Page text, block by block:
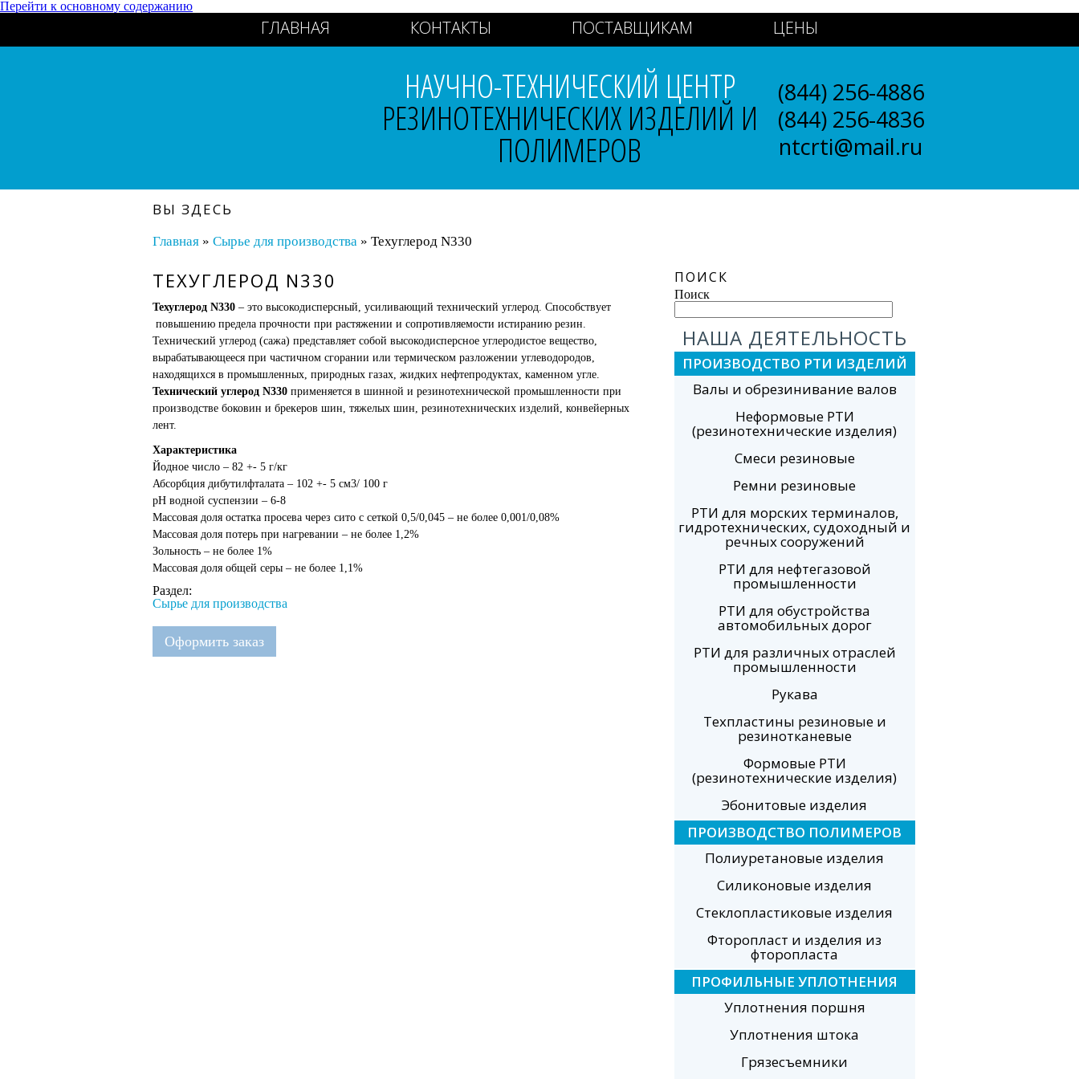
Перейти к основному содержанию
ГЛАВНАЯ КОНТАКТЫ ПОСТАВЩИКАМ ЦЕНЫ
НАУЧНО-ТЕХНИЧЕСКИЙ ЦЕНТР
РЕЗИНОТЕХНИЧЕСКИХ ИЗДЕЛИЙ И
ПОЛИМЕРОВ
(844) 256-4886
(844) 256-4836
ntcrti@mail.ru
ВЫ ЗДЕСЬ
Главная» Сырье для производства» Техуглерод N330
ТЕХУГЛЕРОД N330
Техуглерод N330– это высокодисперсный, усиливающий технический углерод. Способствует
повышению предела прочности при растяжении и сопротивляемости истиранию резин.
Технический углерод (сажа) представляет собой высокодисперсное углеродистое вещество,
вырабатывающееся при частичном сгорании или термическом разложении углеводородов,
находящихся в промышленных, природных газах, жидких нефтепродуктах, каменном угле.
Технический углерод N330применяется в шинной и резинотехнической промышленности при
производстве боковин и брекеров шин, тяжелых шин, резинотехнических изделий, конвейерных
лент.
Характеристика
Йодное число – 82 +- 5 г/кг
Абсорбция дибутилфталата – 102 +- 5 см3/ 100 г
рН водной суспензии – 6-8
Массовая доля остатка просева через сито с сеткой 0,5/0,045 – не более 0,001/0,08%
Массовая доля потерь при нагревании – не более 1,2%
Зольность – не более 1%
Массовая доля общей серы – не более 1,1%
Раздел:
Сырье для производства
Оформить заказ
ПОИСК
Поиск
НАША ДЕЯТЕЛЬНОСТЬ
ПРОИЗВОДСТВО РТИ ИЗДЕЛИЙ
Валы и обрезинивание валов
Неформовые РТИ
(резинотехнические изделия)
Смеси резиновые
Ремни резиновые
РТИ для морских терминалов,
гидротехнических, судоходный и
речных сооружений
РТИ для нефтегазовой
промышленности
РТИ для обустройства
автомобильных дорог
РТИ для различных отраслей
промышленности
Рукава
Техпластины резиновые и
резинотканевые
Формовые РТИ
(резинотехнические изделия)
Эбонитовые изделия
ПРОИЗВОДСТВО ПОЛИМЕРОВ
Полиуретановые изделия
Силиконовые изделия
Стеклопластиковые изделия
Фторопласт и изделия из
фторопласта
ПРОФИЛЬНЫЕ УПЛОТНЕНИЯ
Уплотнения поршня
Уплотнения штока
Грязесъемники